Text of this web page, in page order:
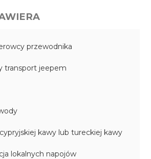
przewodnika
transport jeepem
kawy lub tureckiej kawy
lokalnych napojów